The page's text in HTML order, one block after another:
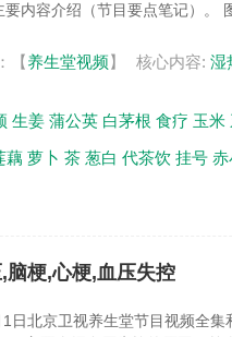
内容介绍（节目要点笔记）。
【养生堂视频】 核心内容: 湿
生姜 蒲公英 白茅根 食疗 玉米
藕 萝卜 茶 葱白 代茶饮 挂号 赤
梗,心梗,血压失控
日北京卫视养生堂节目视频全